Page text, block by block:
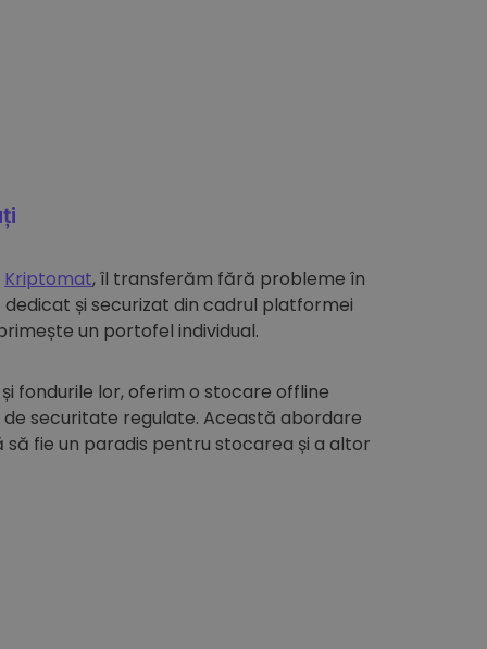
Kriptomat, îl transferăm fără probleme în
și securizat din cadrul platformei
un portofel individual.
fondurile lor, oferim o stocare offline
securitate regulate. Această abordare
fie un paradis pentru stocarea și a altor